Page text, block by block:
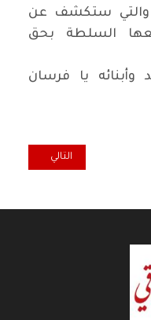
والتي ستكشف عن
السلطة بحق
وأبنائه يا فرسان
وليس تدبير المقال
التالي